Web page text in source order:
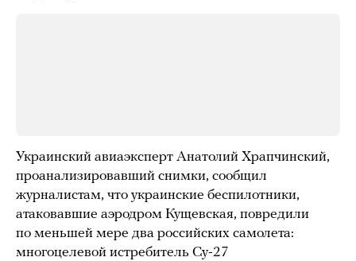
Украинский авиаэксперт Анатолий Храпчинский,
проанализировавший снимки, сообщил
журналистам, что украинские беспилотники,
атаковавшие аэродром Кущевская, повредили
по меньшей мере два российских самолета:
многоцелевой истребитель Су-27